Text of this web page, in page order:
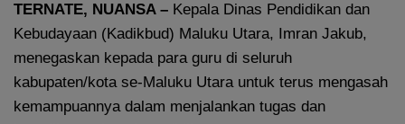
TERNATE, NUANSA – Kepala Dinas Pendidikan dan
Kebudayaan (Kadikbud) Maluku Utara, Imran Jakub,
menegaskan kepada para guru di seluruh
kabupaten/kota se-Maluku Utara untuk terus mengasah
kemampuannya dalam menjalankan tugas dan